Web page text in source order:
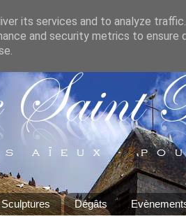
Sculptures Dégâts
its services and to analyze
and security metrics to ensure